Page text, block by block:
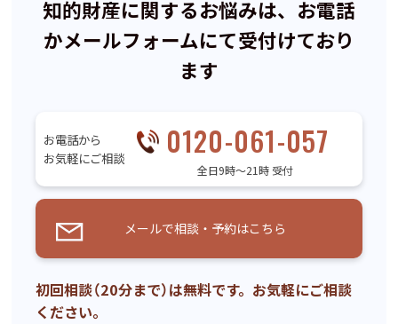
知的財産に関するお悩みは、お電話
かメールフォームにて受付けており
ます
お電話から
お気軽にご相談
0120-061-057
全日9時〜21時 受付
メールで相談・予約はこちら
初回相談（20分まで）は無料です。お気軽にご相談
ください。